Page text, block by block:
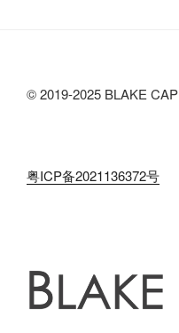
© 2019-2025 BLAKE
粤ICP备2021136372号